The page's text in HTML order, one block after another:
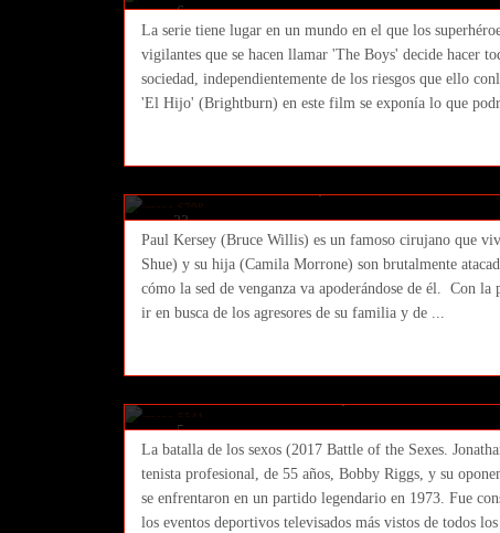
6
2019
La serie tiene lugar en un mundo en el que los
vigilantes que se hacen llamar 'The Boys' decide hacer
sociedad, independientemente de los riesgos que ello
'El Hijo' (Brightburn) en este film se exponía lo que
23
2018
El Justiciero (2018 Death Wish.
Paul Kersey (Bruce Willis) es un famoso cirujano que
Shue) y su hija (Camila Morrone) son brutalmente
cómo la sed de venganza va apoderándose de él. Con
ir en busca de los agresores de su familia y de ...
5
2017
Valerie Faris)
La batalla de los sexos (2017 Battle of the Sexes.
tenista profesional, de 55 años, Bobby Riggs, y su
se enfrentaron en un partido legendario en 1973. Fue
los eventos deportivos televisados ​​más vistos de todos